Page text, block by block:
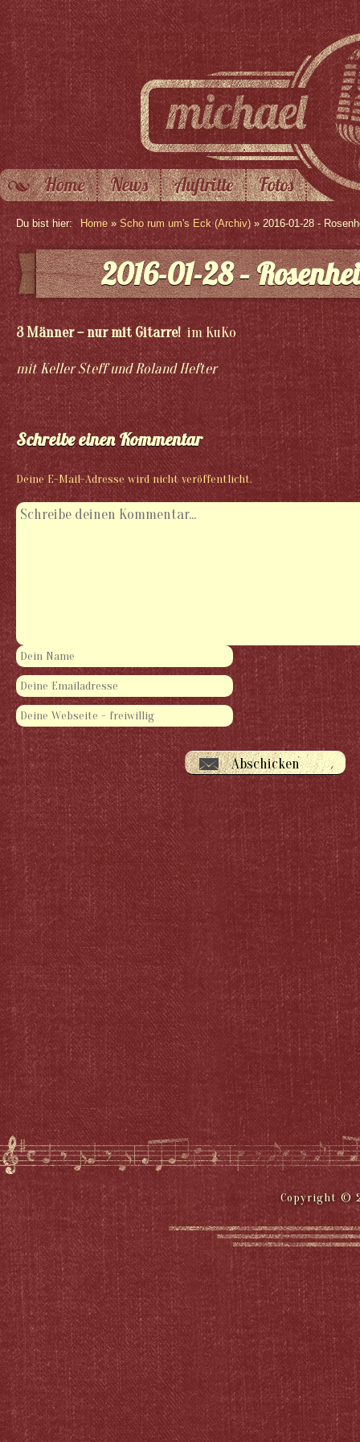
Home News Auftritte Fotos
Du bist hier: Home » Scho rum um's Eck (Archiv) » 2016-01-28 -
2016-01-28 –
3 Männer – nur mit Gitarre!im KuKo
mit Keller Steff und Roland Hefter
Schreibe einen Kommentar
Deine E-Mail-Adresse wird nicht veröffentlicht.
Copyright ©